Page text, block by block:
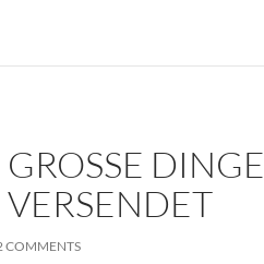
DINGE G
COMMENTS